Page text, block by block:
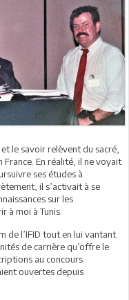
le savoir relèvent du sacré,
En réalité, il ne voyait
ses études à
il s’activait à se
sur les
à moi à Tunis.
de l’IFID tout en lui vantant
de carrière qu’offre le
au concours
ouvertes depuis